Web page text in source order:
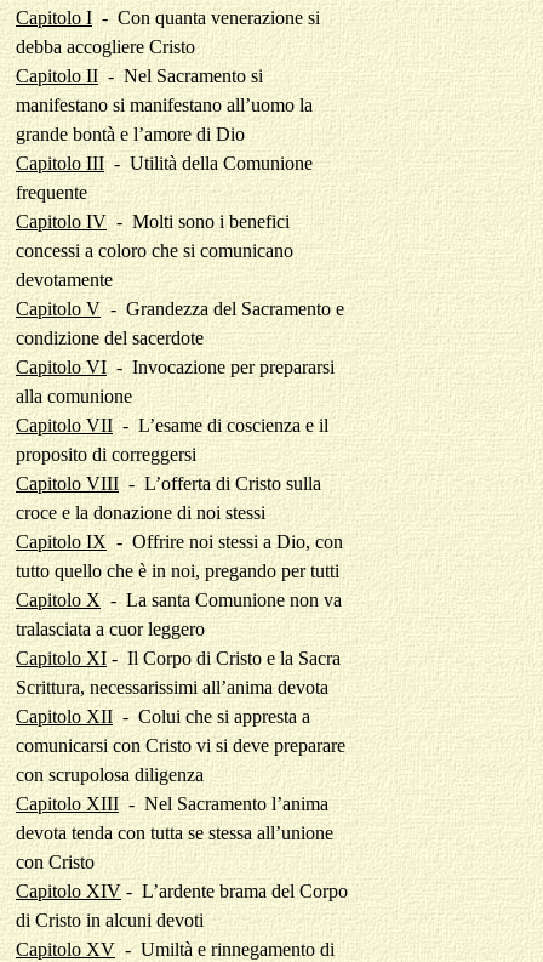
Capitolo I - Con quanta venerazione si
debba accogliere Cristo
Capitolo II - Nel Sacramento si
manifestano si manifestano all’uomo la
grande bontà e l’amore di Dio
Capitolo III - Utilità della Comunione
frequente
Capitolo IV - Molti sono i benefici
concessi a coloro che si comunicano
devotamente
Capitolo V - Grandezza del Sacramento e
condizione del sacerdote
Capitolo VI - Invocazione per prepararsi
alla comunione
Capitolo VII - L’esame di coscienza e il
proposito di correggersi
Capitolo VIII - L’offerta di Cristo sulla
croce e la donazione di noi stessi
Capitolo IX - Offrire noi stessi a Dio, con
tutto quello che è in noi, pregando per tutti
Capitolo X - La santa Comunione non va
tralasciata a cuor leggero
Capitolo XI- Il Corpo di Cristo e la Sacra
Scrittura, necessarissimi all’anima devota
Capitolo XII - Colui che si appresta a
comunicarsi con Cristo vi si deve preparare
con scrupolosa diligenza
Capitolo XIII - Nel Sacramento l’anima
devota tenda con tutta se stessa all’unione
con Cristo
Capitolo XIV - L’ardente brama del Corpo
di Cristo in alcuni devoti
Capitolo XV - Umiltà e rinnegamento di